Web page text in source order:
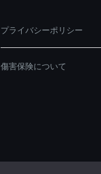
プライバシーポリシー
傷害保険について